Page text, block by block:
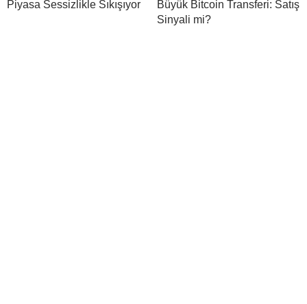
Piyasa Sessizlikle Sıkışıyor
Büyük Bitcoin Transferi: Satış
Sinyali mi?